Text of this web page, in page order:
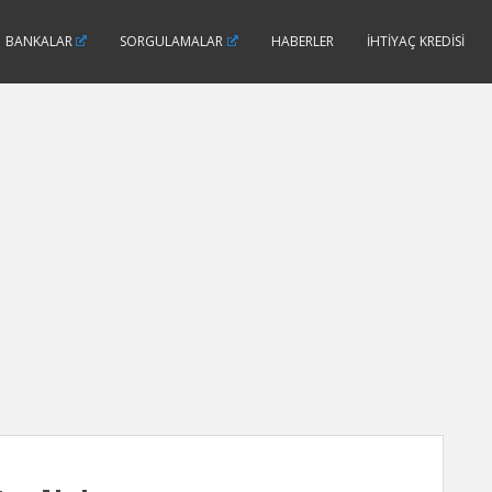
BANKALAR SORGULAMALAR HABERLER İHTIYAÇ KREDISI